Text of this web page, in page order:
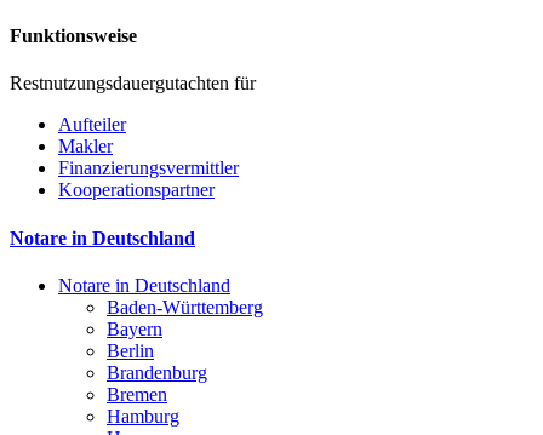
Funktionsweise
Restnutzungsdauergutachten für
Aufteiler
Makler
Finanzierungsvermittler
Kooperationspartner
Notare in Deutschland
Notare in Deutschland
Baden-Württemberg
Bayern
Berlin
Brandenburg
Bremen
Hamburg